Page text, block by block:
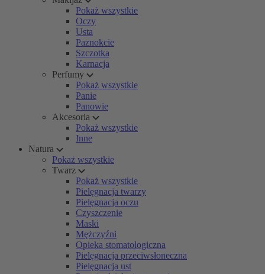
Pokaż wszystkie
Oczy
Usta
Paznokcie
Szczotka
Karnacja
Perfumy
Pokaż wszystkie
Panie
Panowie
Akcesoria
Pokaż wszystkie
Inne
Natura
Pokaż wszystkie
Twarz
Pokaż wszystkie
Pielęgnacja twarzy
Pielęgnacja oczu
Czyszczenie
Maski
Mężczyźni
Opieka stomatologiczna
Pielęgnacja przeciwsłoneczna
Pielęgnacja ust